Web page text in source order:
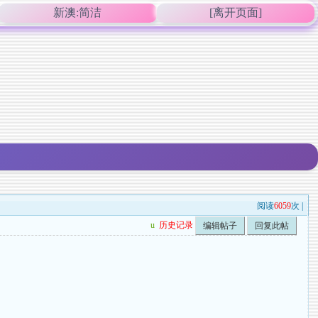
新澳:简洁 [离开页面]
阅读6059次 |
u 历史记录 编辑帖子 回复此帖